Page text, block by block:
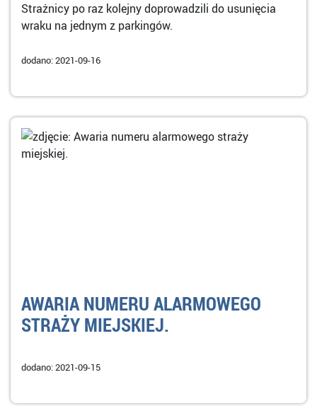
Strażnicy po raz kolejny doprowadzili do usunięcia
wraku na jednym z parkingów.
dodano: 2021-09-16
AWARIA NUMERU ALARMOWEGO
STRAŻY MIEJSKIEJ.
dodano: 2021-09-15